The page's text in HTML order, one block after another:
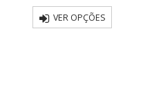
VER OPÇÕES